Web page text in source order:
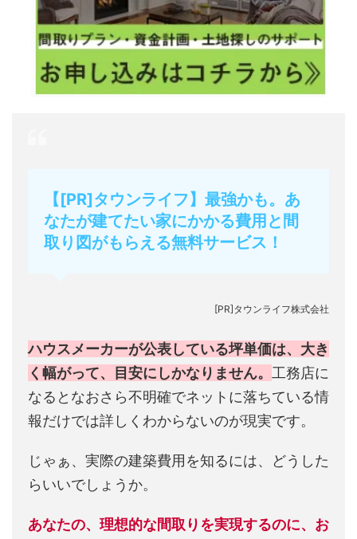
【[PR]タウンライフ】最強かも。あ
なたが建てたい家にかかる費用と間
取り図がもらえる無料サービス！
[PR]タウンライフ株式会社
ハウスメーカーが公表している坪単価は、大き
く幅がって、目安にしかなりません。 工務店に
なるとなおさら不明確でネットに落ちている情
報だけでは詳しくわからないのが現実です。
じゃぁ、実際の建築費用を知るには、どうした
らいいでしょうか。
あなたの、理想的な間取りを実現するのに、お